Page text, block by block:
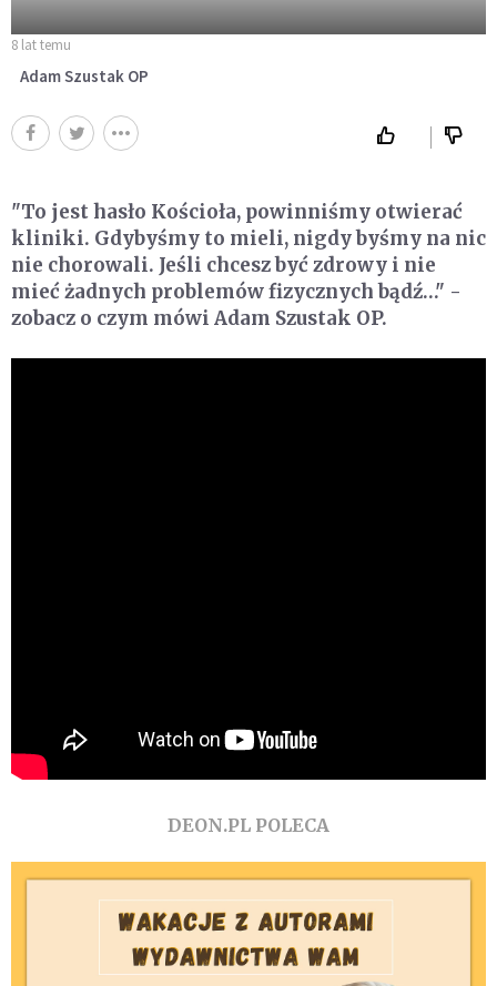
8 lat temu
Adam Szustak OP
"To jest hasło Kościoła, powinniśmy otwierać
kliniki. Gdybyśmy to mieli, nigdy byśmy na nic
nie chorowali. Jeśli chcesz być zdrowy i nie
mieć żadnych problemów fizycznych bądź…" -
zobacz o czym mówi Adam Szustak OP.
DEON.PL POLECA